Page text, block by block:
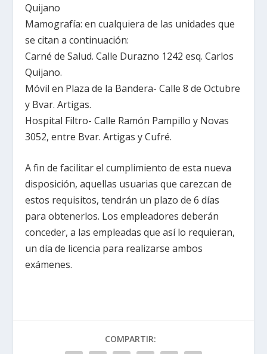
Quijano
Mamografía: en cualquiera de las unidades que
se citan a continuación:
Carné de Salud. Calle Durazno 1242 esq. Carlos
Quijano.
Móvil en Plaza de la Bandera- Calle 8 de Octubre
y Bvar. Artigas.
Hospital Filtro- Calle Ramón Pampillo y Novas
3052, entre Bvar. Artigas y Cufré.
A fin de facilitar el cumplimiento de esta nueva
disposición, aquellas usuarias que carezcan de
estos requisitos, tendrán un plazo de 6 días
para obtenerlos. Los empleadores deberán
conceder, a las empleadas que así lo requieran,
un día de licencia para realizarse ambos
exámenes.
COMPARTIR: